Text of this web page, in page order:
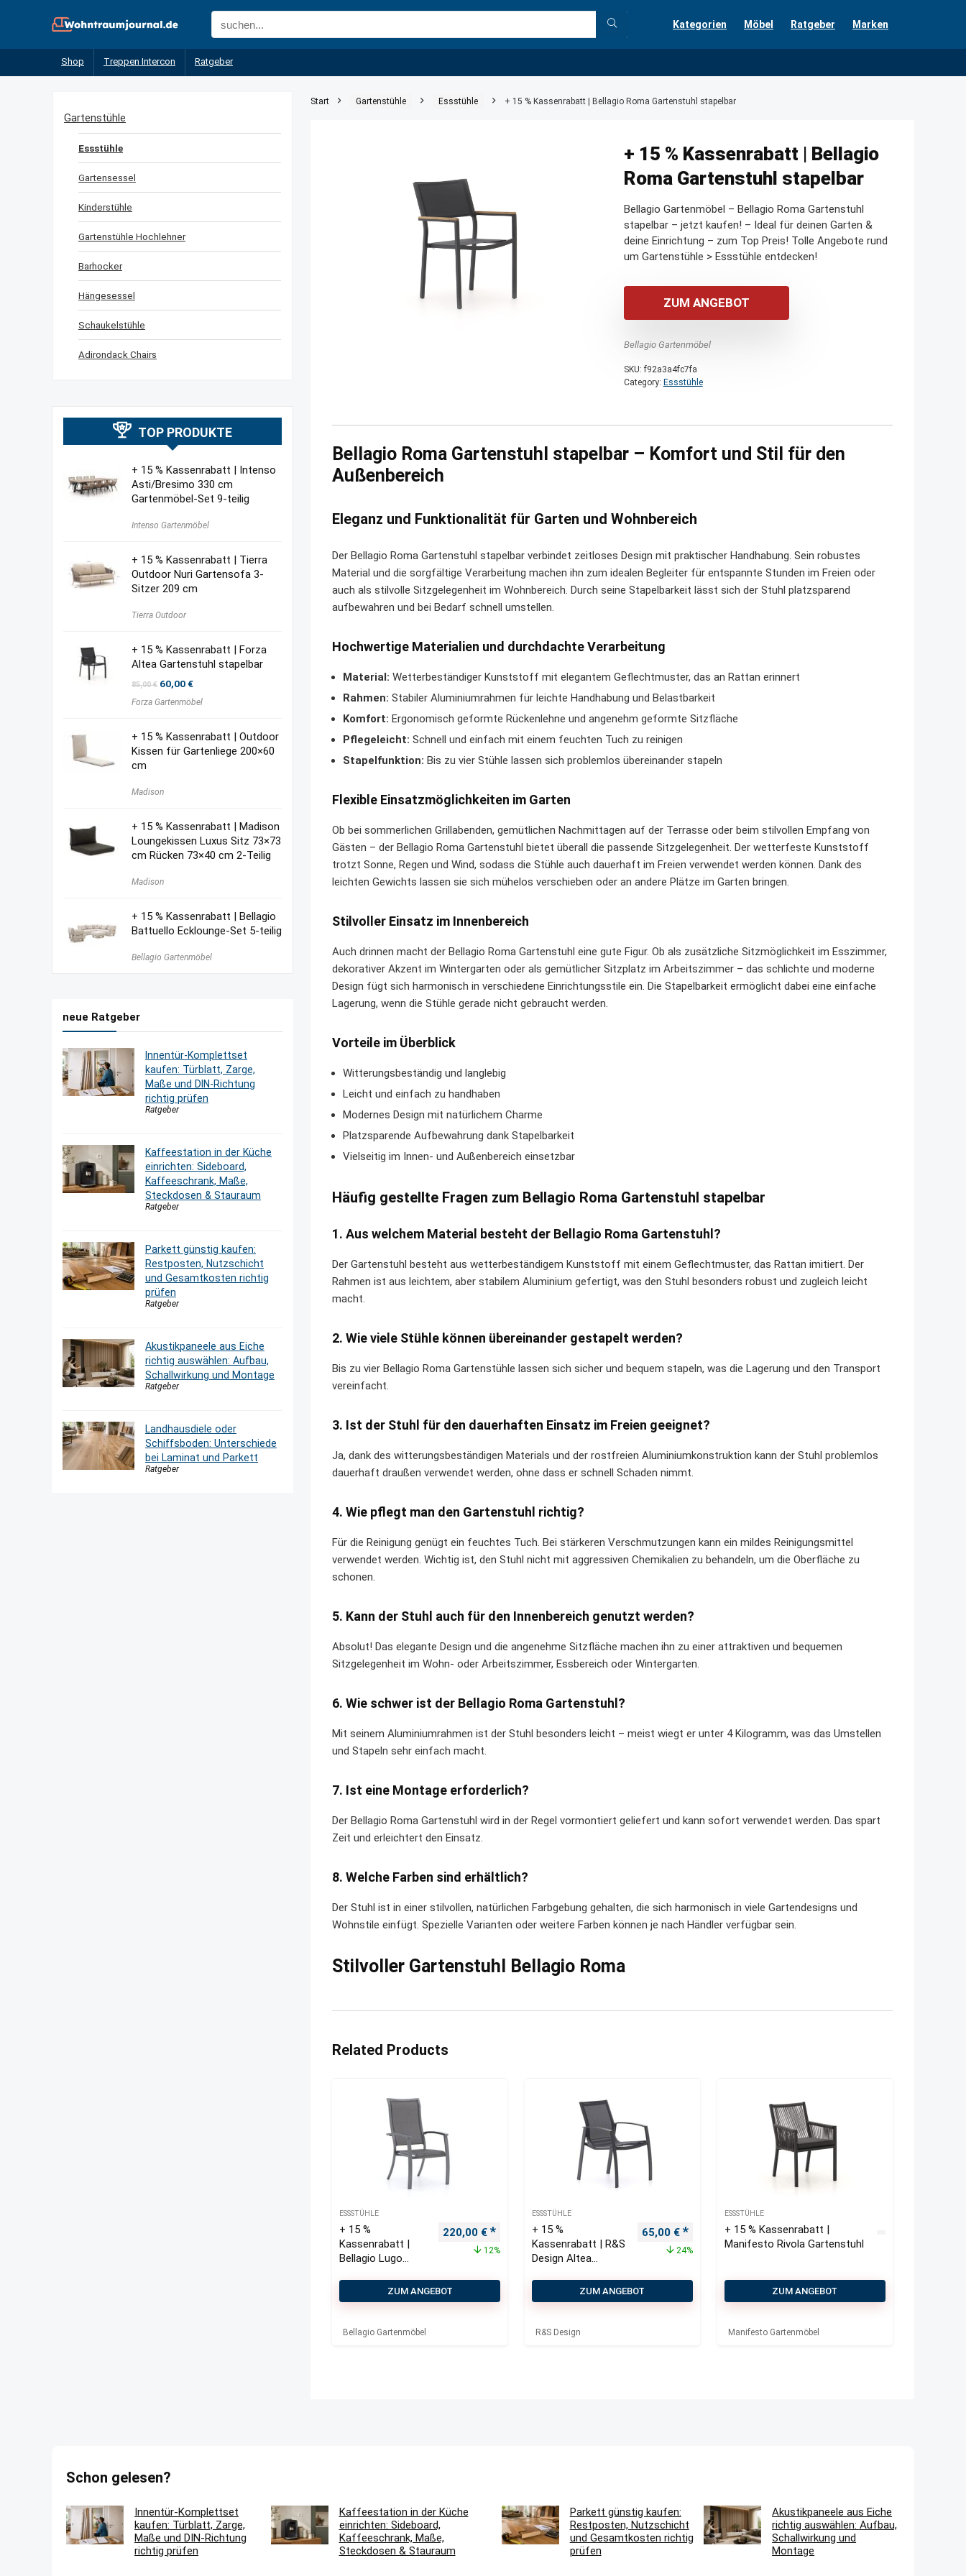
Kategorien Möbel Ratgeber Marken
Shop Treppen Intercon Ratgeber
Start Gartenstühle Essstühle + 15 % Kassenrabatt | Bellagio Roma Gartenstuhl stapelbar
+ 15 % Kassenrabatt | Bellagio
Roma Gartenstuhl stapelbar
Bellagio Gartenmöbel – Bellagio Roma Gartenstuhl
stapelbar – jetzt kaufen! – Ideal für deinen Garten &
deine Einrichtung – zum Top Preis! Tolle Angebote rund
um Gartenstühle > Essstühle entdecken!
ZUM ANGEBOT
Bellagio Gartenmöbel
SKU:f92a3a4fc7fa
Category: Essstühle
Bellagio Roma Gartenstuhl stapelbar – Komfort und Stil für den
Außenbereich
Eleganz und Funktionalität für Garten und Wohnbereich
Der Bellagio Roma Gartenstuhl stapelbar verbindet zeitloses Design mit praktischer Handhabung. Sein robustes
Material und die sorgfältige Verarbeitung machen ihn zum idealen Begleiter für entspannte Stunden im Freien oder
auch als stilvolle Sitzgelegenheit im Wohnbereich. Durch seine Stapelbarkeit lässt sich der Stuhl platzsparend
aufbewahren und bei Bedarf schnell umstellen.
Hochwertige Materialien und durchdachte Verarbeitung
Material: Wetterbeständiger Kunststoff mit elegantem Geflechtmuster, das an Rattan erinnert
Rahmen: Stabiler Aluminiumrahmen für leichte Handhabung und Belastbarkeit
Komfort: Ergonomisch geformte Rückenlehne und angenehm geformte Sitzfläche
Pflegeleicht: Schnell und einfach mit einem feuchten Tuch zu reinigen
Stapelfunktion: Bis zu vier Stühle lassen sich problemlos übereinander stapeln
Flexible Einsatzmöglichkeiten im Garten
Ob bei sommerlichen Grillabenden, gemütlichen Nachmittagen auf der Terrasse oder beim stilvollen Empfang von
Gästen – der Bellagio Roma Gartenstuhl bietet überall die passende Sitzgelegenheit. Der wetterfeste Kunststoff
trotzt Sonne, Regen und Wind, sodass die Stühle auch dauerhaft im Freien verwendet werden können. Dank des
leichten Gewichts lassen sie sich mühelos verschieben oder an andere Plätze im Garten bringen.
Stilvoller Einsatz im Innenbereich
Auch drinnen macht der Bellagio Roma Gartenstuhl eine gute Figur. Ob als zusätzliche Sitzmöglichkeit im Esszimmer,
dekorativer Akzent im Wintergarten oder als gemütlicher Sitzplatz im Arbeitszimmer – das schlichte und moderne
Design fügt sich harmonisch in verschiedene Einrichtungsstile ein. Die Stapelbarkeit ermöglicht dabei eine einfache
Lagerung, wenn die Stühle gerade nicht gebraucht werden.
Vorteile im Überblick
Witterungsbeständig und langlebig
Leicht und einfach zu handhaben
Modernes Design mit natürlichem Charme
Platzsparende Aufbewahrung dank Stapelbarkeit
Vielseitig im Innen- und Außenbereich einsetzbar
Häufig gestellte Fragen zum Bellagio Roma Gartenstuhl stapelbar
1. Aus welchem Material besteht der Bellagio Roma Gartenstuhl?
Der Gartenstuhl besteht aus wetterbeständigem Kunststoff mit einem Geflechtmuster, das Rattan imitiert. Der
Rahmen ist aus leichtem, aber stabilem Aluminium gefertigt, was den Stuhl besonders robust und zugleich leicht
macht.
2. Wie viele Stühle können übereinander gestapelt werden?
Bis zu vier Bellagio Roma Gartenstühle lassen sich sicher und bequem stapeln, was die Lagerung und den Transport
vereinfacht.
3. Ist der Stuhl für den dauerhaften Einsatz im Freien geeignet?
Ja, dank des witterungsbeständigen Materials und der rostfreien Aluminiumkonstruktion kann der Stuhl problemlos
dauerhaft draußen verwendet werden, ohne dass er schnell Schaden nimmt.
4. Wie pflegt man den Gartenstuhl richtig?
Für die Reinigung genügt ein feuchtes Tuch. Bei stärkeren Verschmutzungen kann ein mildes Reinigungsmittel
verwendet werden. Wichtig ist, den Stuhl nicht mit aggressiven Chemikalien zu behandeln, um die Oberfläche zu
schonen.
5. Kann der Stuhl auch für den Innenbereich genutzt werden?
Absolut! Das elegante Design und die angenehme Sitzfläche machen ihn zu einer attraktiven und bequemen
Sitzgelegenheit im Wohn- oder Arbeitszimmer, Essbereich oder Wintergarten.
6. Wie schwer ist der Bellagio Roma Gartenstuhl?
Mit seinem Aluminiumrahmen ist der Stuhl besonders leicht – meist wiegt er unter 4 Kilogramm, was das Umstellen
und Stapeln sehr einfach macht.
7. Ist eine Montage erforderlich?
Der Bellagio Roma Gartenstuhl wird in der Regel vormontiert geliefert und kann sofort verwendet werden. Das spart
Zeit und erleichtert den Einsatz.
8. Welche Farben sind erhältlich?
Der Stuhl ist in einer stilvollen, natürlichen Farbgebung gehalten, die sich harmonisch in viele Gartendesigns und
Wohnstile einfügt. Spezielle Varianten oder weitere Farben können je nach Händler verfügbar sein.
Stilvoller Gartenstuhl Bellagio Roma
Related Products
ESSSTÜHLE
+ 15 %
Kassenrabatt |
Bellagio Lugo
Ursprünglicher Preis war: 250,00 €
220,00 € Aktueller Preis ist: 220,00 €.
12%
ZUM ANGEBOT
Bellagio Gartenmöbel
ESSSTÜHLE
+ 15 %
Kassenrabatt | R&S
Design Altea
Ursprünglicher Preis war: 85,00 €
65,00 € Aktueller Preis ist: 65,00 €.
24%
ZUM ANGEBOT
R&S Design
ESSSTÜHLE
+ 15 % Kassenrabatt |
Manifesto Rivola Gartenstuhl
ZUM ANGEBOT
Manifesto Gartenmöbel
Gartenstühle
Essstühle
Gartensessel
Kinderstühle
Gartenstühle Hochlehner
Barhocker
Hängesessel
Schaukelstühle
Adirondack Chairs
TOP PRODUKTE
+ 15 % Kassenrabatt | Intenso
Asti/Bresimo 330 cm
Gartenmöbel-Set 9-teilig
Intenso Gartenmöbel
+ 15 % Kassenrabatt | Tierra
Outdoor Nuri Gartensofa 3-
Sitzer 209 cm
Tierra Outdoor
+ 15 % Kassenrabatt | Forza
Altea Gartenstuhl stapelbar
85,00€ Ursprünglicher
war:
60,00€Aktueller
ist:
Forza Gartenmöbel
+ 15 % Kassenrabatt | Outdoor
Kissen für Gartenliege 200×60
cm
Madison
+ 15 % Kassenrabatt | Madison
Loungekissen Luxus Sitz 73×73
cm Rücken 73×40 cm 2-Teilig
Madison
+ 15 % Kassenrabatt | Bellagio
Battuello Ecklounge-Set 5-teilig
Bellagio Gartenmöbel
neue Ratgeber
Innentür-Komplettset
kaufen: Türblatt, Zarge,
Maße und DIN-Richtung
richtig prüfen
Ratgeber
Kaffeestation in der Küche
einrichten: Sideboard,
Kaffeeschrank, Maße,
Steckdosen & Stauraum
Ratgeber
Parkett günstig kaufen:
Restposten, Nutzschicht
und Gesamtkosten richtig
prüfen
Ratgeber
Akustikpaneele aus Eiche
richtig auswählen: Aufbau,
Schallwirkung und Montage
Ratgeber
Landhausdiele oder
Schiffsboden: Unterschiede
bei Laminat und Parkett
Ratgeber
Schon gelesen?
Innentür-Komplettset
kaufen: Türblatt, Zarge,
Maße und DIN-Richtung
richtig prüfen
Kaffeestation in der Küche
einrichten: Sideboard,
Kaffeeschrank, Maße,
Steckdosen & Stauraum
Parkett günstig kaufen:
Restposten, Nutzschicht
und Gesamtkosten richtig
prüfen
Akustikpaneele aus Eiche
richtig auswählen: Aufbau,
Schallwirkung und
Montage